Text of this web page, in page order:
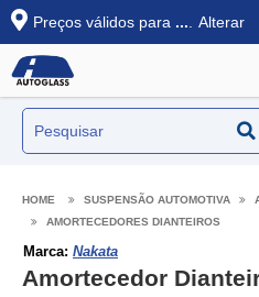
Preços válidos para ... Alterar
SUSPENSÃO AUTOMOTIVA
AMORTECEDORES DIANTEIROS
Marca: Nakata
Amortecedor